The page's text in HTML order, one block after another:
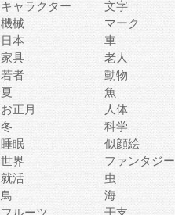
キャラクター
文字
機械
マーク
日本
車
家具
老人
若者
動物
夏
魚
お正月
人体
冬
科学
睡眠
似顔絵
世界
ファンタジー
就活
虫
鳥
海
フルーツ
干支